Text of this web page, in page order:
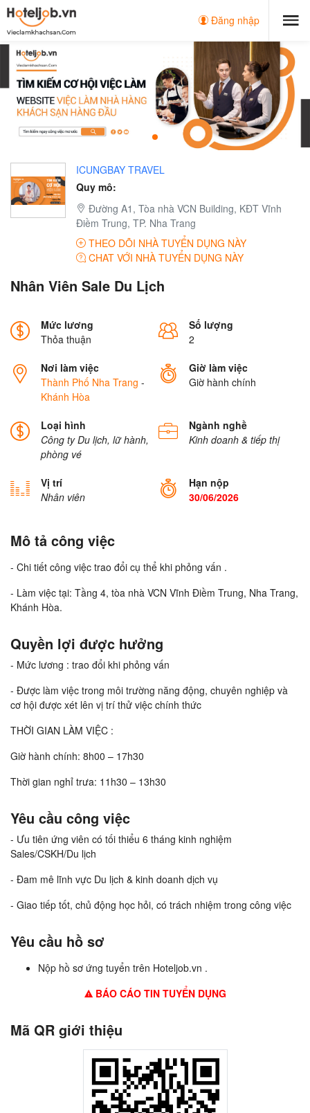
Đăng nhập
ICUNGBAY TRAVEL
Quy mô:
Đường A1, Tòa nhà VCN Building, KĐT Vĩnh
Điềm Trung, TP. Nha Trang
THEO DÕI NHÀ TUYỂN DỤNG NÀY
CHAT VỚI NHÀ TUYỂN DỤNG NÀY
Nhân Viên Sale Du Lịch
Mức lương
Thỏa thuận
Số lượng
2
Nơi làm việc
Thành Phố Nha Trang -
Khánh Hòa
Giờ làm việc
Giờ hành chính
Loại hình
Công ty Du lịch, lữ hành,
phòng vé
Ngành nghề
Kinh doanh & tiếp thị
Vị trí
Nhân viên
Hạn nộp
30/06/2026
Mô tả công việc
- Chi tiết công việc trao đổi cụ thể khi phỏng vấn .
- Làm việc tại: Tầng 4, tòa nhà VCN Vĩnh Điềm Trung, Nha Trang,
Khánh Hòa.
Quyền lợi được hưởng
- Mức lương : trao đổi khi phỏng vấn
- Được làm việc trong môi trường năng động, chuyên nghiệp và
cơ hội được xét lên vị trí thử việc chính thức
THỜI GIAN LÀM VIỆC :
Giờ hành chính: 8h00 – 17h30
Thời gian nghỉ trưa: 11h30 – 13h30
Yêu cầu công việc
- Ưu tiên ứng viên có tối thiểu 6 tháng kinh nghiệm
Sales/CSKH/Du lịch
- Đam mê lĩnh vực Du lịch & kinh doanh dịch vụ
- Giao tiếp tốt, chủ động học hỏi, có trách nhiệm trong công việc
Yêu cầu hồ sơ
Nộp hồ sơ ứng tuyển trên Hoteljob.vn .
BÁO CÁO TIN TUYỂN DỤNG
Mã QR giới thiệu